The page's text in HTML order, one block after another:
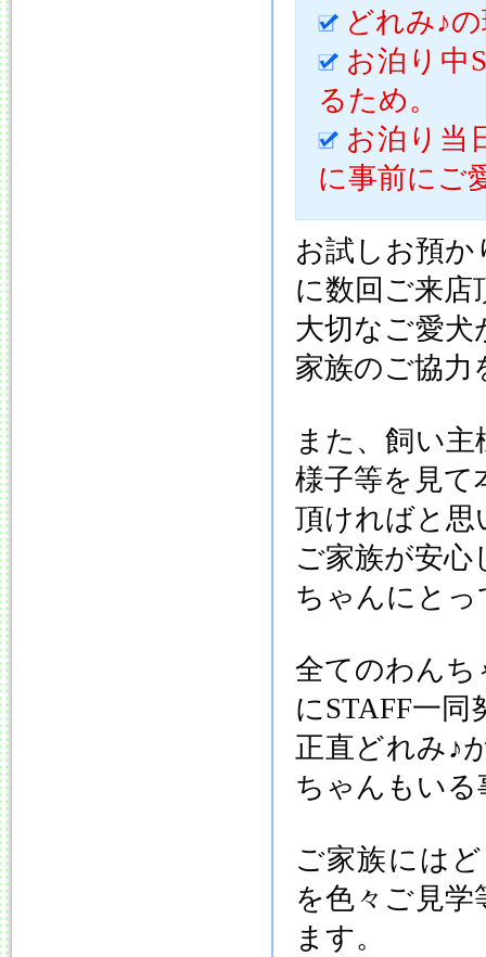
どれみ♪
お泊り中
るため。
お泊り当
に事前にご
お試しお預
に数回ご来店
大切なご愛
家族のご協力
また、飼い
様子等を見て
頂ければと思
ご家族が安
ちゃんにと
全てのわんち
にSTAFF一
正直どれみ♪
ちゃんもい
ご家族には
を色々ご見
ます。